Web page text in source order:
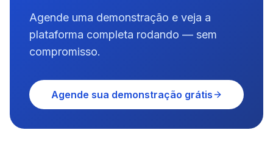
Agende uma demonstração e veja a
plataforma completa rodando — sem
compromisso.
Agende sua demonstração grátis